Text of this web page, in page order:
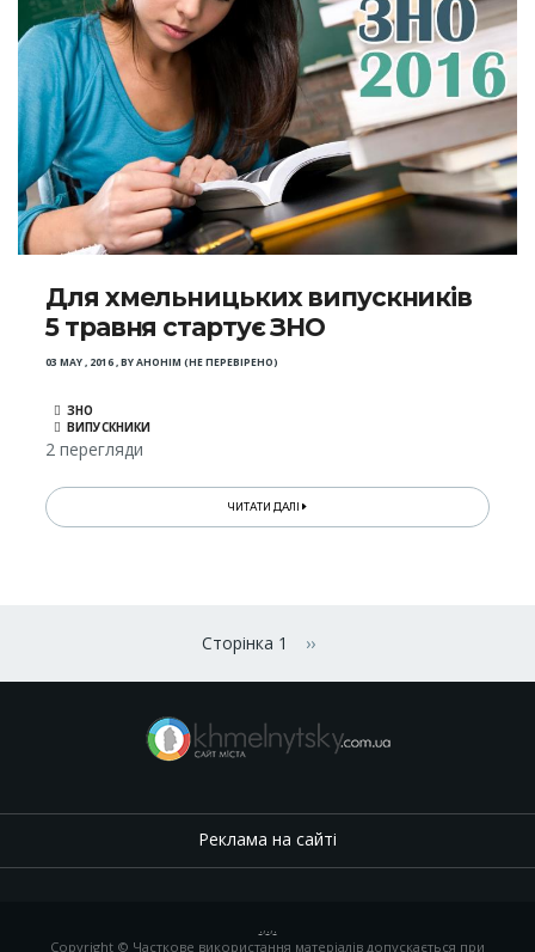
Для хмельницьких випускників
5 травня стартує ЗНО
03 MAY , 2016,BYАНОНІМ (НЕ ПЕРЕВІРЕНО)
ЗНО
ВИПУСКНИКИ
2 перегляди
ЧИТАТИ ДАЛІ
сторінки
Сторінка 1 Наступна сторінка
››
Реклама на сайті
, ,
Copyright © Часткове використання матеріалів допускається при